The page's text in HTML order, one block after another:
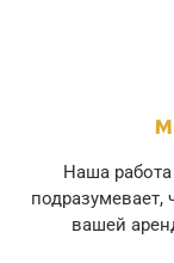
Наша
вашей